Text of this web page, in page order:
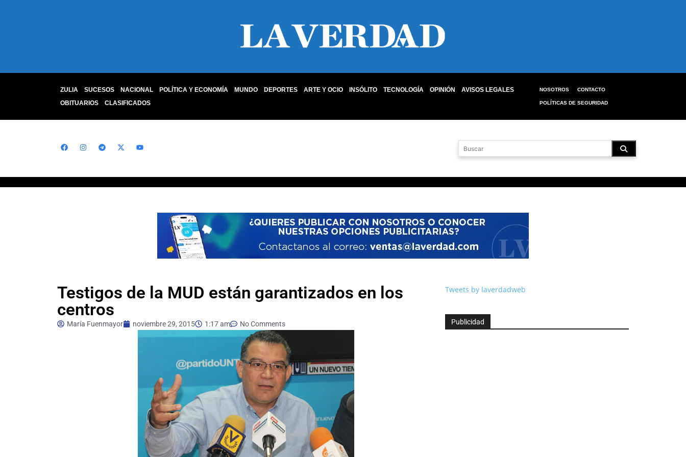
ZULIA SUCESOS NACIONAL POLÍTICA Y ECONOMÍA MUNDO DEPORTES ARTE Y OCIO INSÓLITO TECNOLOGÍA OPINIÓN
AVISOS LEGALES
OBITUARIOS
CLASIFICADOS
NOSOTROS CONTACTO
POLÍTICAS DE SEGURIDAD
Testigos de la MUD están garantizados en los
centros
María Fuenmayor noviembre 29, 2015 1:17 am No Comments
Tweets by laverdadweb
Publicidad